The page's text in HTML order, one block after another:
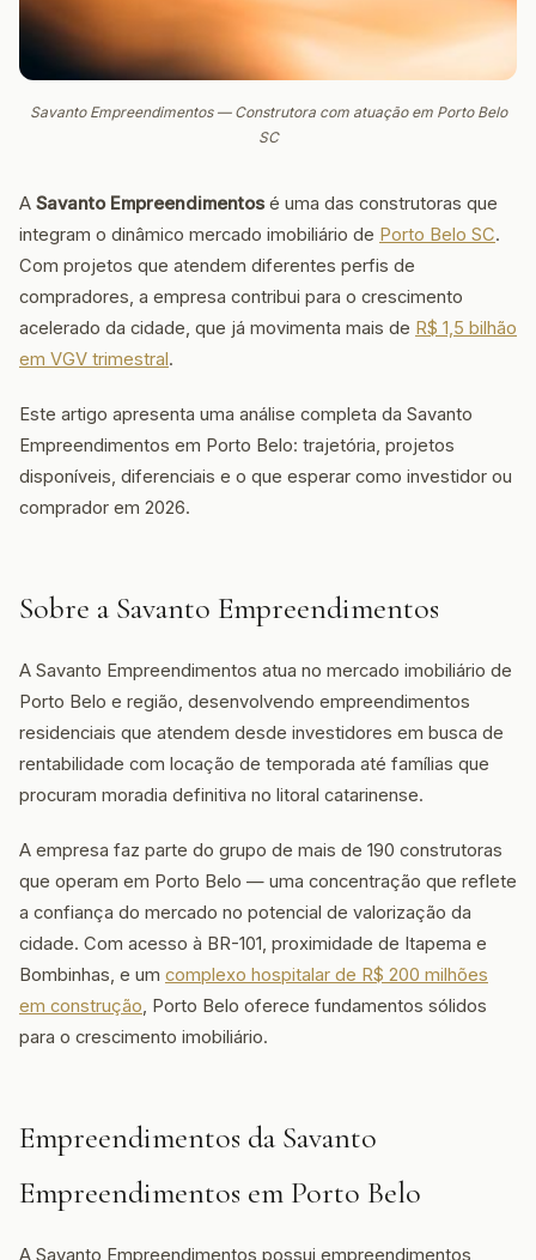
Savanto Empreendimentos — Construtora com atuação em Porto Belo
SC
A Savanto Empreendimentosé uma das construtoras que
integram o dinâmico mercado imobiliário de Porto Belo SC.
Com projetos que atendem diferentes perfis de
compradores, a empresa contribui para o crescimento
acelerado da cidade, que já movimenta mais de R$ 1,5 bilhão
em VGV trimestral.
Este artigo apresenta uma análise completa da Savanto
Empreendimentos em Porto Belo: trajetória, projetos
disponíveis, diferenciais e o que esperar como investidor ou
comprador em 2026.
Sobre a Savanto Empreendimentos
A Savanto Empreendimentos atua no mercado imobiliário de
Porto Belo e região, desenvolvendo empreendimentos
residenciais que atendem desde investidores em busca de
rentabilidade com locação de temporada até famílias que
procuram moradia definitiva no litoral catarinense.
A empresa faz parte do grupo de mais de 190 construtoras
que operam em Porto Belo — uma concentração que reflete
a confiança do mercado no potencial de valorização da
cidade. Com acesso à BR-101, proximidade de Itapema e
Bombinhas, e um complexo hospitalar de R$ 200 milhões
em construção, Porto Belo oferece fundamentos sólidos
para o crescimento imobiliário.
Empreendimentos da Savanto
Empreendimentos em Porto Belo
A Savanto Empreendimentos possui empreendimentos